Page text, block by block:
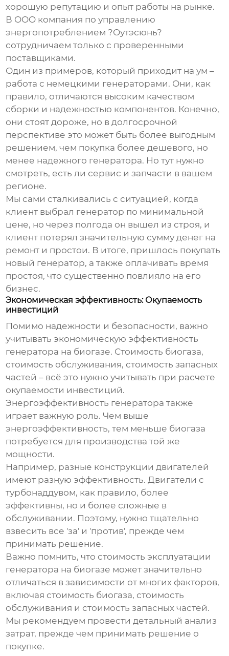
хорошую репутацию и опыт работы на рынке.
В OOO компания по управлению
энергопотреблением ?Оутэсюнь?
сотрудничаем только с проверенными
поставщиками.
Один из примеров, который приходит на ум –
работа с немецкими генераторами. Они, как
правило, отличаются высоким качеством
сборки и надежностью компонентов. Конечно,
они стоят дороже, но в долгосрочной
перспективе это может быть более выгодным
решением, чем покупка более дешевого, но
менее надежного генератора. Но тут нужно
смотреть, есть ли сервис и запчасти в вашем
регионе.
Мы сами сталкивались с ситуацией, когда
клиент выбрал генератор по минимальной
цене, но через полгода он вышел из строя, и
клиент потерял значительную сумму денег на
ремонт и простои. В итоге, пришлось покупать
новый генератор, а также оплачивать время
простоя, что существенно повлияло на его
бизнес.
Экономическая эффективность: Окупаемость
инвестиций
Помимо надежности и безопасности, важно
учитывать экономическую эффективность
генератора на биогазе. Стоимость биогаза,
стоимость обслуживания, стоимость запасных
частей – всё это нужно учитывать при расчете
окупаемости инвестиций.
Энергоэффективность генератора также
играет важную роль. Чем выше
энергоэффективность, тем меньше биогаза
потребуется для производства той же
мощности.
Например, разные конструкции двигателей
имеют разную эффективность. Двигатели с
турбонаддувом, как правило, более
эффективны, но и более сложные в
обслуживании. Поэтому, нужно тщательно
взвесить все 'за' и 'против', прежде чем
принимать решение.
Важно помнить, что стоимость эксплуатации
генератора на биогазе может значительно
отличаться в зависимости от многих факторов,
включая стоимость биогаза, стоимость
обслуживания и стоимость запасных частей.
Мы рекомендуем провести детальный анализ
затрат, прежде чем принимать решение о
покупке.